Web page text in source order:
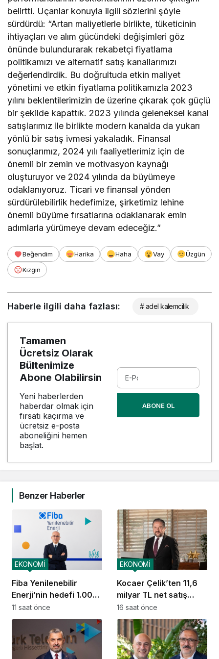
belirtti. Uçanlar konuyla ilgili sözlerini şöyle
sürdürdü: “Artan maliyetlerle birlikte, tüketicinin
ihtiyaçları ve alım gücündeki değişimleri göz
önünde bulundurarak rekabetçi fiyatlama
politikamızı ve alternatif satış kanallarımızı
değerlendirdik. Bu doğrultuda etkin maliyet
yönetimi ve etkin fiyatlama politikamızla 2023
yılını beklentilerimizin de üzerine çıkarak çok güçlü
bir şekilde kapattık. 2023 yılında geleneksel kanal
satışlarımız ile birlikte modern kanalda da yukarı
yönlü bir satış ivmesi yakaladık. Finansal
sonuçlarımız, 2024 yılı faaliyetlerimiz için de
önemli bir zemin ve motivasyon kaynağı
oluşturuyor ve 2024 yılında da büyümeye
odaklanıyoruz. Ticari ve finansal yönden
sürdürülebilirlik hedefimize, şirketimiz lehine
önemli büyüme fırsatlarına odaklanarak emin
adımlarla yürümeye devam edeceğiz.”
Beğendim Harika Haha Vay
Üzgün
Kızgın
Haberle ilgili daha fazlası: # adel kalemcilik
Tamamen
Ücretsiz Olarak
Bültenimize
Abone Olabilirsin
Yeni haberlerden
haberdar olmak için
fırsatı kaçırma ve
ücretsiz e-posta
aboneliğini hemen
başlat.
ABONE OL
Benzer Haberler
Fiba Yenilenebilir
Enerji’nin hedefi 1.000
MW
EKONOMİ
11 saat önce
Kocaer Çelik’ten 11,6
milyar TL net satış
geliri
EKONOMİ
16 saat önce